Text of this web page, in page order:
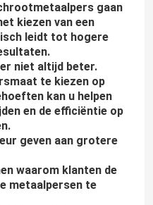
gaan
kiezen van een
leidt tot hogere
niet altijd beter.
te kiezen op
kan u helpen
en de efficiëntie op
geven aan grotere
waarom klanten de
metaalpersen te